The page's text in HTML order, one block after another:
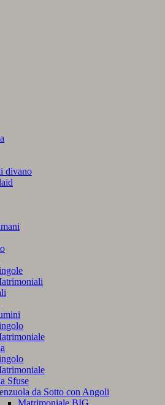
divano
Sfuse
da Sotto con Angoli
Matrimoniale BIG